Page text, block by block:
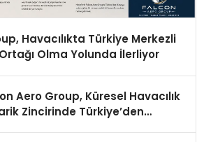
Havacılıkta Türkiye Merkezli
Olma Yolunda İlerliyor
Aero Group, Küresel Havacılık
Zincirinde Türkiye’den